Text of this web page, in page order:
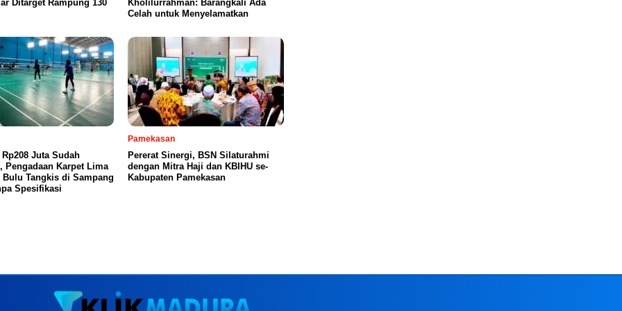
Ditarget Rampung 130
Kholilurrahman: Barangkali Ada
Celah untuk Menyelamatkan
Juta Sudah
Pengadaan Karpet Lima
Bulu Tangkis di Sampang
Spesifikasi
Pamekasan
Pererat Sinergi, BSN Silaturahmi
dengan Mitra Haji dan KBIHU se-
Kabupaten Pamekasan